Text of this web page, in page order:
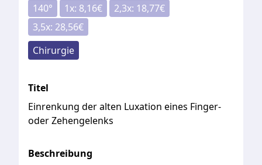
140° 1x: 8,16€ 2,3x: 18,77€
3,5x: 28,56€
Chirurgie
Titel
Einrenkung der alten Luxation eines Finger-
oder Zehengelenks
Beschreibung